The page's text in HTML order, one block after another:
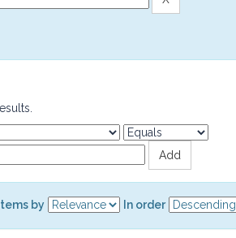
by In order